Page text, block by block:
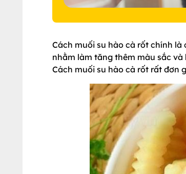
Cách muối su hào cà rốt chính
nhằm làm tăng thêm màu sắc và
Cách muối su hào cà rốt rất đơn